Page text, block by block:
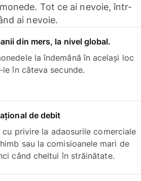
Tot ce ai nevoie, într-
ai nevoie.
din mers, la nivel global.
la îndemână în același loc
în câteva secunde.
de debit
privire la adaosurile comerciale
sau la comisioanele mari de
când cheltui în străinătate.